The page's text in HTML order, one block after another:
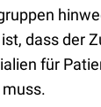
dass der
für